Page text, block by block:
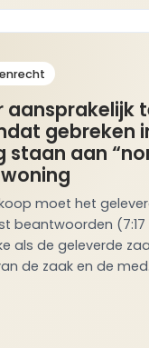
aansprakelijk
gebreken
staan aan
moet het
beantwoorden (7:17
als de geleverde
de zaak en de